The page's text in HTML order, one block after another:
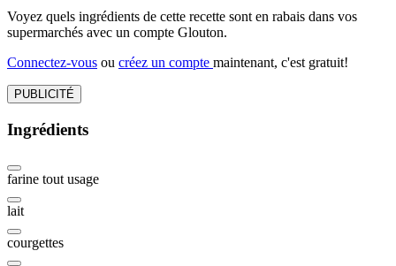
Voyez quels ingrédients de cette recette sont en rabais dans vos
supermarchés avec un compte Glouton.
Connectez-vous ou créez un compte maintenant, c'est gratuit!
PUBLICITÉ
Ingrédients
farine tout usage
lait
courgettes